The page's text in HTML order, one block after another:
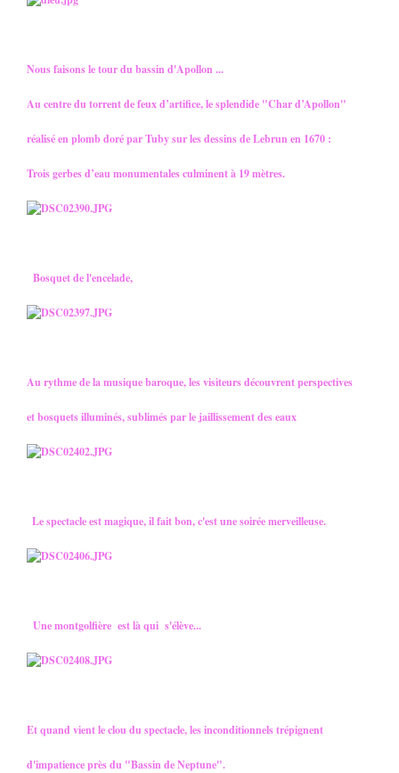
Nous faisons le tour du bassin d'Apollon ...
Au centre du torrent de feux d’artifice, le splendide "Char d’Apollon"
réalisé en plomb doré par Tuby sur les dessins de Lebrun en 1670 :
Trois gerbes d’eau monumentales culminent à 19 mètres.
Bosquet de l'encelade,
Au rythme de la musique baroque, les visiteurs découvrent perspectives
et bosquets illuminés, sublimés par le jaillissement des eaux
Le spectacle est magique, il fait bon, c'est une soirée merveilleuse.
Une montgolfière est là qui s'élève...
Et quand vient le clou du spectacle, les inconditionnels trépignent
d'impatience près du "Bassin de Neptune".